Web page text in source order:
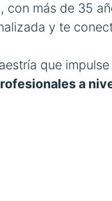
con más de 35
y te
que
a